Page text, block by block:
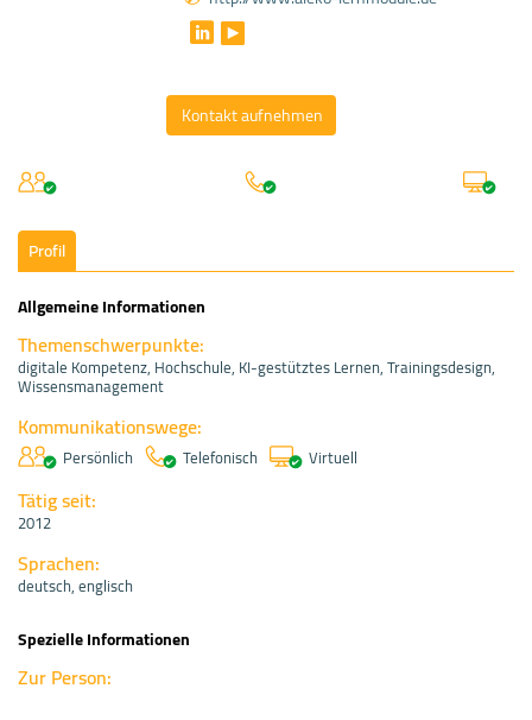
Kontakt aufnehmen
Profil
Allgemeine Informationen
Themenschwerpunkte:
digitale Kompetenz, Hochschule, KI-gestütztes Lernen, Trainingsdesign,
Wissensmanagement
Kommunikationswege:
Persönlich Telefonisch Virtuell
Tätig seit:
2012
Sprachen:
deutsch, englisch
Spezielle Informationen
Zur Person: